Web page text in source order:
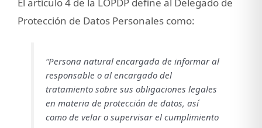
Protección de Datos Personales como:
“Persona natural encargada de informar al
responsable o al encargado del
tratamiento sobre sus obligaciones legales
en materia de protección de datos, así
como de velar o supervisar el cumplimiento